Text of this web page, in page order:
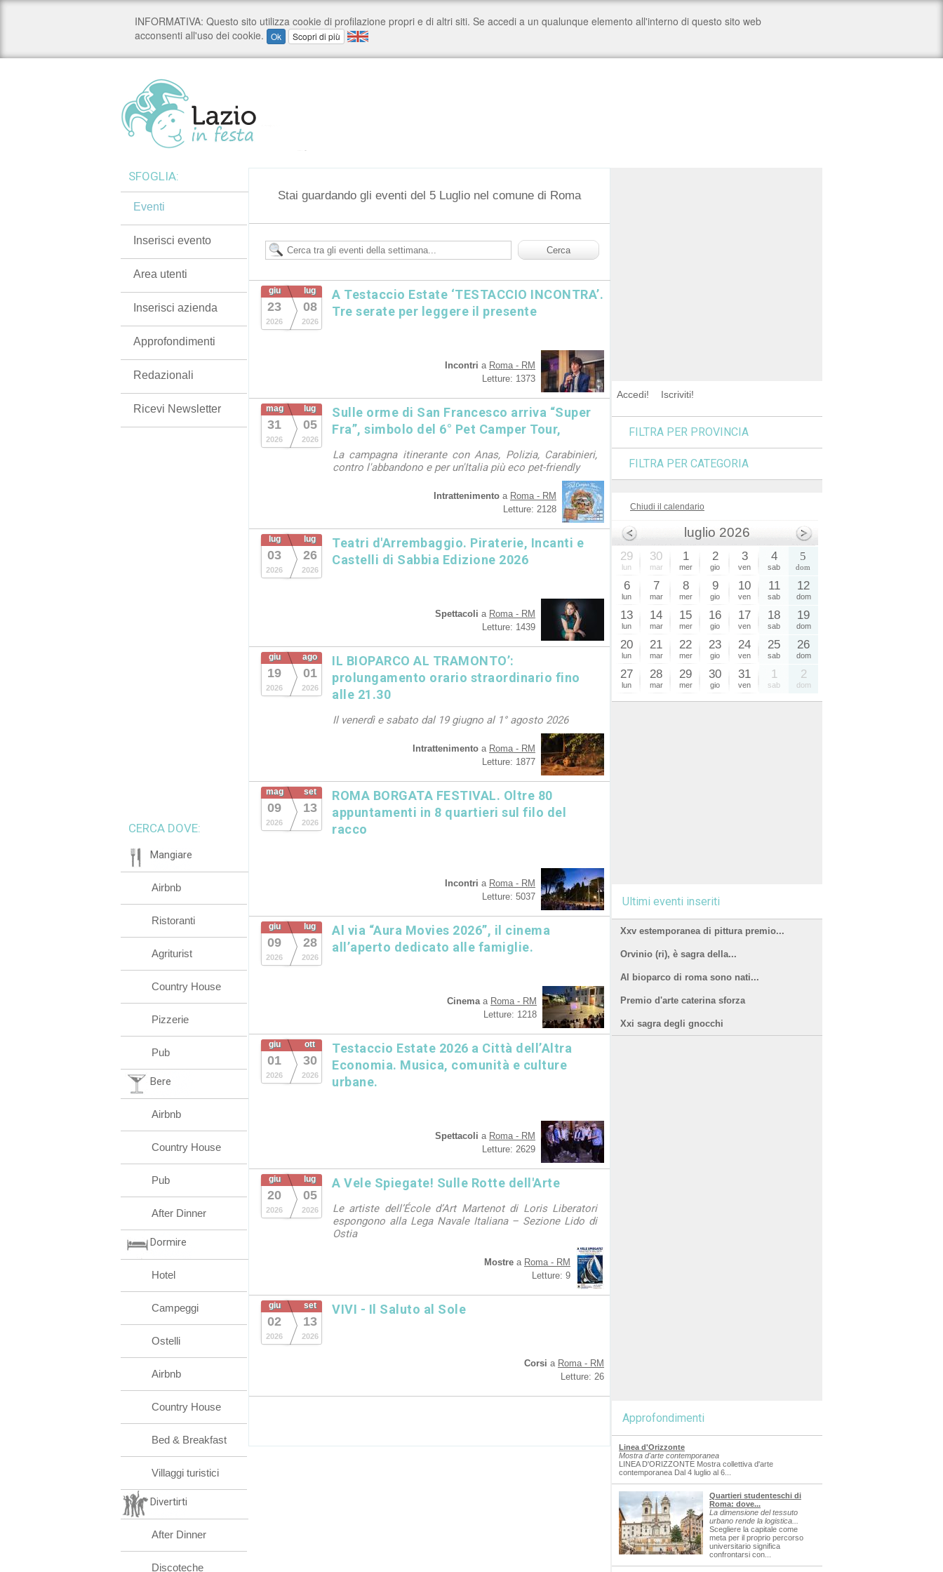
Stai guardando gli eventi del 5 Luglio nel comune di Roma
giu
23
2026
lug
08
2026
A Testaccio Estate ‘TESTACCIO INCONTRA’.
Tre serate per leggere il presente
Incontri a Roma - RM
Letture: 1373
mag
31
2026
lug
05
2026
Sulle orme di San Francesco arriva “Super
Fra”, simbolo del 6° Pet Camper Tour,
La campagna itinerante con Anas, Polizia, Carabinieri,
contro l'abbandono e per un'Italia più eco pet-friendly
Intrattenimento a Roma - RM
Letture: 2128
lug
03
2026
lug
26
2026
Teatri d'Arrembaggio. Piraterie, Incanti e
Castelli di Sabbia Edizione 2026
Spettacoli a Roma - RM
Letture: 1439
giu
19
2026
ago
01
2026
IL BIOPARCO AL TRAMONTO’:
prolungamento orario straordinario fino
alle 21.30
Il venerdì e sabato dal 19 giugno al 1° agosto 2026
Intrattenimento a Roma - RM
Letture: 1877
mag
09
2026
set
13
2026
ROMA BORGATA FESTIVAL. Oltre 80
appuntamenti in 8 quartieri sul filo del
racco
Incontri a Roma - RM
Letture: 5037
giu
09
2026
lug
28
2026
Al via “Aura Movies 2026”, il cinema
all’aperto dedicato alle famiglie.
Cinemaa Roma - RM
Letture: 1218
giu
01
2026
ott
30
2026
Testaccio Estate 2026 a Città dell’Altra
Economia. Musica, comunità e culture
urbane.
Spettacoli a Roma - RM
Letture: 2629
giu
20
2026
lug
05
2026
A Vele Spiegate! Sulle Rotte dell'Arte
Le artiste dell’École d’Art Martenot di Loris Liberatori
espongono alla Lega Navale Italiana – Sezione Lido di
Ostia
Mostre a Roma - RM
Letture: 9
giu
02
2026
set
13
2026
VIVI - Il Saluto al Sole
Corsi a Roma - RM
Letture: 26
SFOGLIA:
Eventi
Inserisci evento
Area utenti
Inserisci azienda
Approfondimenti
Redazionali
Ricevi Newsletter
CERCA DOVE:
Mangiare
Airbnb
Ristoranti
Agriturist
Country House
Pizzerie
Pub
Bere
Airbnb
Country House
Pub
After Dinner
Dormire
Hotel
Campeggi
Ostelli
Airbnb
Country House
Bed & Breakfast
Villaggi turistici
Divertirti
After Dinner
Discoteche
Accedi! Iscriviti!
FILTRA PER PROVINCIA
FILTRA PER CATEGORIA
Chiudi il calendario
luglio 2026
29
lun
30
mar
1
mer
2
gio
3
ven
4
sab
5
dom
6
lun
7
mar
8
mer
9
gio
10
ven
11
sab
12
dom
13
lun
14
mar
15
mer
16
gio
17
ven
18
sab
19
dom
20
lun
21
mar
22
mer
23
gio
24
ven
25
sab
26
dom
27
lun
28
mar
29
mer
30
gio
31
ven
1
sab
2
dom
Ultimi eventi inseriti
Xxv estemporanea di pittura premio...
Orvinio (ri), è sagra della...
Al bioparco di roma sono nati...
Premio d'arte caterina sforza
Xxi sagra degli gnocchi
Approfondimenti
Linea d'Orizzonte
Mostra d'arte contemporanea
LINEA D'ORIZZONTE Mostra collettiva d'arte
contemporanea Dal 4 luglio al 6...
Quartieri studenteschi di
Roma: dove...
La dimensione del tessuto
urbano rende la logistica...
Scegliere la capitale come
meta per il proprio percorso
universitario significa
confrontarsi con...